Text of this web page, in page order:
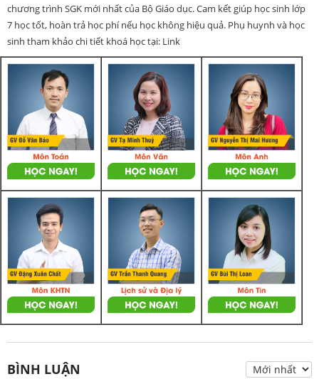
chương trình SGK mới nhất của Bộ Giáo dục. Cam kết giúp học sinh lớp
7 học tốt, hoàn trả học phí nếu học không hiệu quả. Phụ huynh và học
sinh tham khảo chi tiết khoá học tại: Link
BÌNH LUẬN